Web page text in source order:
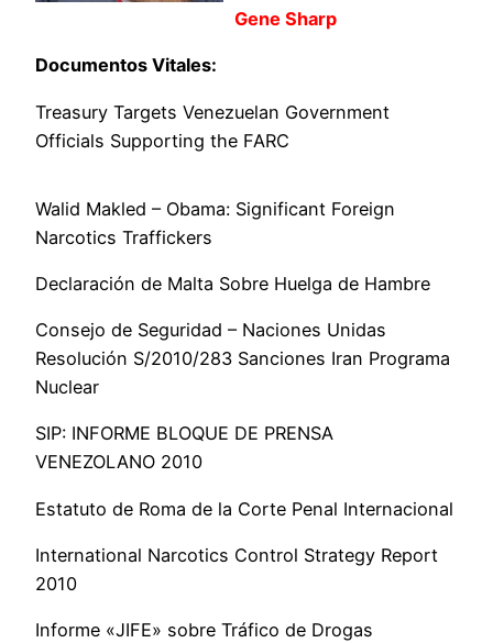
Gene Sharp
Documentos Vitales:
Treasury Targets Venezuelan Government
Officials Supporting the FARC
Walid Makled – Obama: Significant Foreign
Narcotics Traffickers
Declaración de Malta Sobre Huelga de Hambre
Consejo de Seguridad – Naciones Unidas
Resolución S/2010/283 Sanciones Iran Programa
Nuclear
SIP: INFORME BLOQUE DE PRENSA
VENEZOLANO 2010
Estatuto de Roma de la Corte Penal Internacional
International Narcotics Control Strategy Report
2010
Informe «JIFE» sobre Tráfico de Drogas